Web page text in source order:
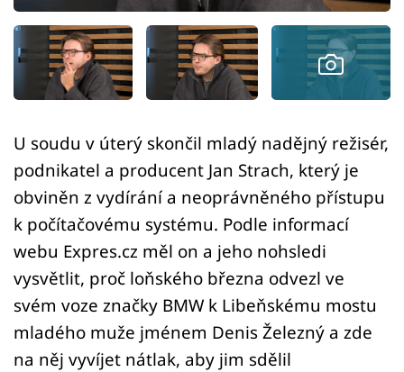
Sledujte prima+
Přihlášení
Sledujte nás
U soudu v úterý skončil mladý nadějný režisér,
podnikatel a producent Jan Strach, který je
obviněn z vydírání a neoprávněného přístupu
k počítačovému systému. Podle informací
webu Expres.cz měl on a jeho nohsledi
vysvětlit, proč loňského března odvezl ve
svém voze značky BMW k Libeňskému mostu
mladého muže jménem Denis Železný a zde
na něj vyvíjet nátlak, aby jim sdělil